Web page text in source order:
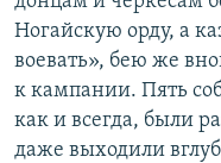
Ногайскую орду, а
воевать», бею же
к кампании. Пять
как и всегда, были
даже выходили